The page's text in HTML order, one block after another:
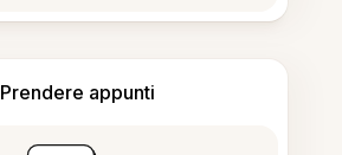
Prendere appunti